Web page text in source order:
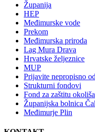
Županija
HEP
Međimurske vode
Prekom
Međimurska priroda
Lag Mura Drava
Hrvatske željeznice
MUP
Prijavite nepropisno
Strukturni fondovi
Fond za zaštitu
Županijska bolnica
Međimurje Plin